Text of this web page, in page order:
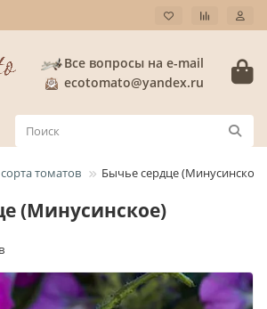
Все вопросы на e-mail
ecotomato@yandex.ru
томатов Бычье сердце (Минусинское)
(Минусинское)